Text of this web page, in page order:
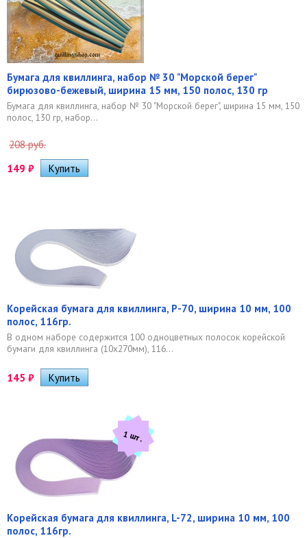
Бумага для квиллинга, набор № 30 "Морской берег"
бирюзово-бежевый, ширина 15 мм, 150 полос, 130 гр
Бумага для квиллинга, набор № 30 "Морской берег", ширина 15 мм, 150
полос, 130 гр, набор...
208 руб.
149 ₽
Корейская бумага для квиллинга, P-70, ширина 10 мм, 100
полос, 116гр.
В одном наборе содержится 100 одноцветных полосок корейской
бумаги для квиллинга (10х270мм), 116...
145 ₽
1 шт.
Корейская бумага для квиллинга, L-72, ширина 10 мм, 100
полос, 116гр.